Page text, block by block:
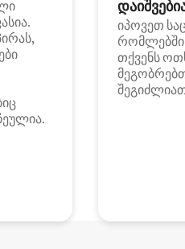
იპოვეთ
რომლებში
თქვენს